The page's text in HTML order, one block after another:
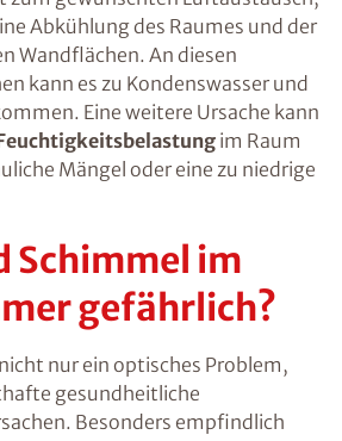
Abkühlung des Raumes und der
Wandflächen. An diesen
kann es zu Kondenswasser und
Eine weitere Ursache kann
im Raum
Mängel oder eine zu niedrige
Schimmel im
gefährlich?
nur ein optisches Problem,
gesundheitliche
Besonders empfindlich